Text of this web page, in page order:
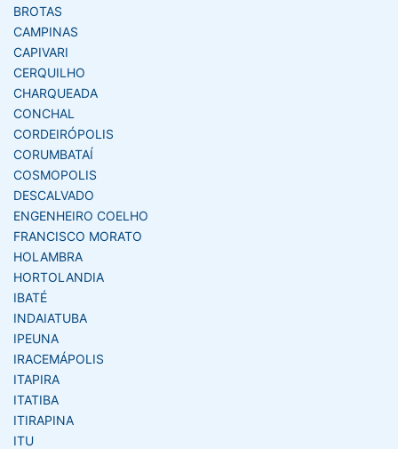
BROTAS
CAMPINAS
CAPIVARI
CERQUILHO
CHARQUEADA
CONCHAL
CORDEIRÓPOLIS
CORUMBATAÍ
COSMOPOLIS
DESCALVADO
ENGENHEIRO COELHO
FRANCISCO MORATO
HOLAMBRA
HORTOLANDIA
IBATÉ
INDAIATUBA
IPEUNA
IRACEMÁPOLIS
ITAPIRA
ITATIBA
ITIRAPINA
ITU